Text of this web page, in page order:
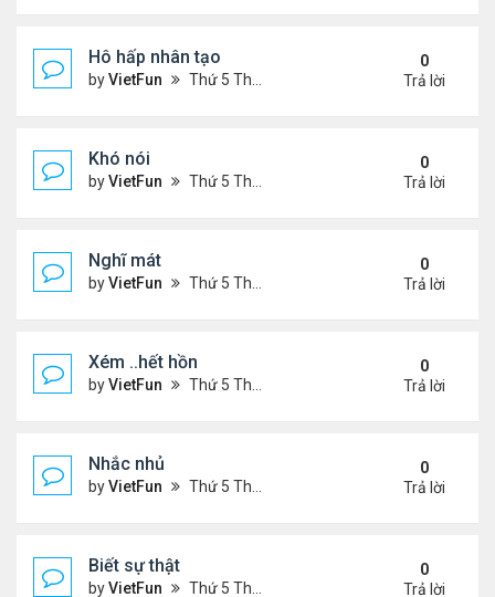
Hô hấp nhân tạo
byVietFun Thứ 5 Tháng 7 14, 2022 4:52 pm
0
Trả lời
Khó nói
byVietFun Thứ 5 Tháng 7 14, 2022 4:50 pm
0
Trả lời
Nghĩ mát
byVietFun Thứ 5 Tháng 7 14, 2022 4:48 pm
0
Trả lời
Xém ..hết hồn
byVietFun Thứ 5 Tháng 7 14, 2022 4:44 pm
0
Trả lời
Nhắc nhủ
byVietFun Thứ 5 Tháng 7 14, 2022 4:38 pm
0
Trả lời
Biết sự thật
byVietFun Thứ 5 Tháng 7 14, 2022 4:37 pm
0
Trả lời